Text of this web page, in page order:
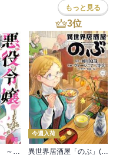
もっと見る
3位
今週入荷